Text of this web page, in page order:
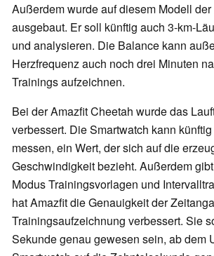
Außerdem wurde auf diesem Modell
ausgebaut. Er soll künftig auch 3-km-
und analysieren. Die Balance kann
Herzfrequenz auch noch drei Minuten
Trainings aufzeichnen.
Bei der Amazfit Cheetah wurde das
verbessert. Die Smartwatch kann
messen, ein Wert, der sich auf die
Geschwindigkeit bezieht. Außerdem
Modus Trainingsvorlagen und
hat Amazfit die Genauigkeit der
Trainingsaufzeichnung verbessert. Sie
Sekunde genau gewesen sein, ab dem